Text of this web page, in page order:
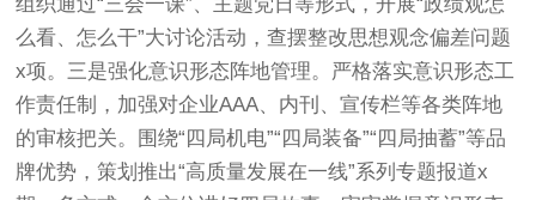
么看、怎么干”大讨论活动，查摆整改思想观念偏差问题
x项。三是强化意识形态阵地管理。严格落实意识形态工
作责任制，加强对企业AAA、内刊、宣传栏等各类阵地
的审核把关。围绕“四局机电”“四局装备”“四局抽蓄”等品
牌优势，策划推出“高质量发展在一线”系列专题报道x